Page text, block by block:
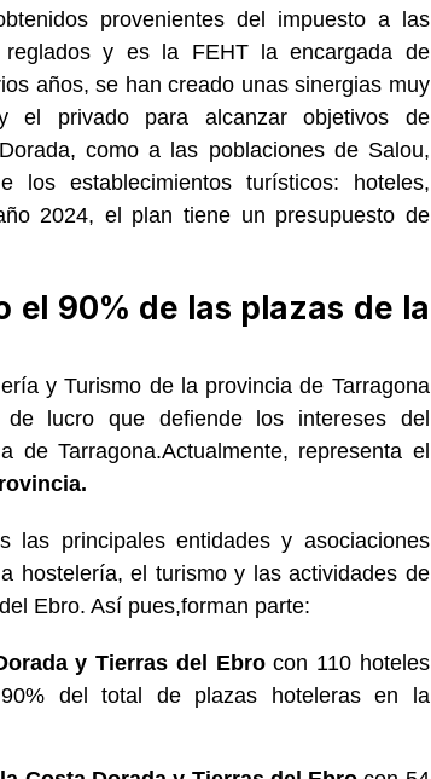
provenientes del impuesto a las
reglados y es la FEHT la encargada de
años, se han creado unas sinergias muy
el privado para alcanzar objetivos de
como a las poblaciones de Salou,
los establecimientos turísticos: hoteles,
2024, el plan tiene un presupuesto de
el 90% de las plazas de la
y Turismo de la provincia de Tarragona
de lucro que defiende los intereses del
de Tarragona.Actualmente, representa el
las principales entidades y asociaciones
hostelería, el turismo y las actividades de
Ebro. Así pues,forman parte:
y Tierras del Ebrocon 110 hoteles
del total de plazas hoteleras en la